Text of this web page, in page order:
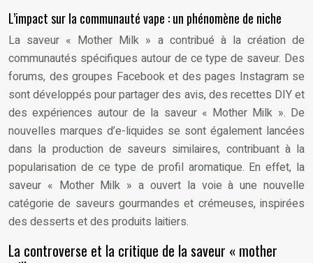
L’impact sur la communauté vape : un phénomène de niche
La saveur « Mother Milk » a contribué à la création de
communautés spécifiques autour de ce type de saveur. Des
forums, des groupes Facebook et des pages Instagram se
sont développés pour partager des avis, des recettes DIY et
des expériences autour de la saveur « Mother Milk ». De
nouvelles marques d’e-liquides se sont également lancées
dans la production de saveurs similaires, contribuant à la
popularisation de ce type de profil aromatique. En effet, la
saveur « Mother Milk » a ouvert la voie à une nouvelle
catégorie de saveurs gourmandes et crémeuses, inspirées
des desserts et des produits laitiers.
La controverse et la critique de la saveur « mother